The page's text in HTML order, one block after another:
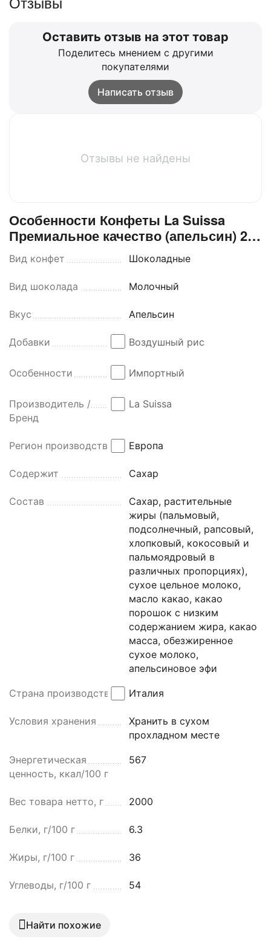
Оставить отзыв на этот товар
Поделитесь мнением с другими
покупателями
Написать отзыв
Отзывы не найдены
Особенности Конфеты La Suissa
Премиальное качество (апельсин) 2
кг
Вид конфет Шоколадные
Вид шоколада Молочный
Вкус Апельсин
Добавки Воздушный рис
Особенности Импортный
Производитель /
Бренд
La Suissa
Регион производства Европа
Содержит Сахар
Состав
Сахар, растительные
жиры (пальмовый,
подсолнечный, рапсовый,
хлопковый, кокосовый и
пальмоядровый в
различных пропорциях),
сухое цельное молоко,
масло какао, какао
порошок с низким
содержанием жира, какао
масса, обезжиренное
сухое молоко,
апельсиновое эфи
Страна производства Италия
Условия хранения
Хранить в сухом
прохладном месте
Энергетическая
ценность, ккал/100 г
567
Вес товара нетто, г 2000
Белки, г/100 г 6.3
Жиры, г/100 г 36
Углеводы, г/100 г 54
Найти похожие